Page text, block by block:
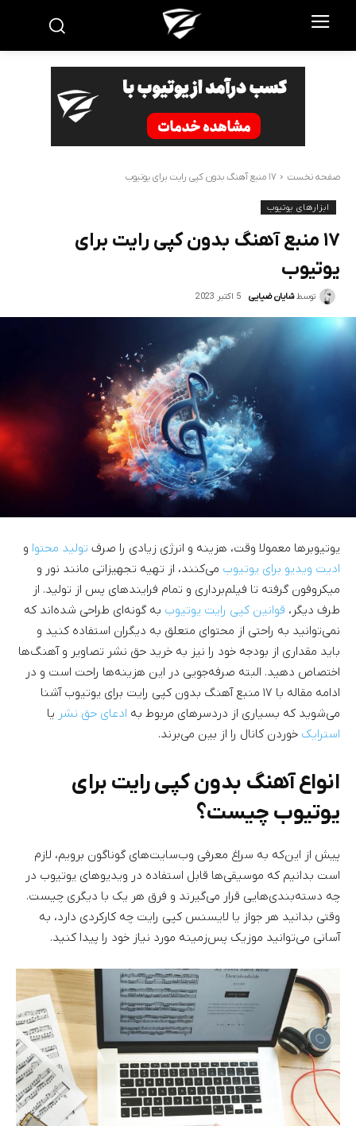
صفحه نخست ۱۷ منبع آهنگ بدون کپی رایت برای یوتیوب
ابزارهای یوتیوب
۱۷ منبع آهنگ بدون کپی رایت برای
یوتیوب
توسط شایان ضیایی 5 اکتبر 2023
یوتیوبرها معمولا وقت، هزینه و انرژی زیادی را صرف تولید محتوا و
ادیت ویدیو برای یوتیوب می‌کنند، از تهیه تجهیزاتی مانند نور و
میکروفون گرفته تا فیلم‌برداری و تمام فرایندهای پس از تولید. از
طرف دیگر، قوانین کپی رایت یوتیوب به گونه‌ای طراحی شده‌اند که
نمی‌توانید به راحتی از محتوای متعلق به دیگران استفاده کنید و
باید مقداری از بودجه خود را نیز به خرید حق نشر تصاویر و آهنگ‌ها
اختصاص دهید. البته صرفه‌جویی در این هزینه‌ها راحت است و در
ادامه مقاله با ۱۷ منبع آهنگ بدون کپی رایت برای یوتیوب آشنا
می‌شوید که بسیاری از دردسرهای مربوط به ادعای حق نشر یا
استرایک خوردن کانال را از بین می‌برند.
انواع آهنگ بدون کپی رایت برای
یوتیوب چیست؟
پیش از این‌که به سراغ معرفی وب‌سایت‌های گوناگون برویم، لازم
است بدانیم که موسیقی‌ها قابل استفاده در ویدیوهای یوتیوب در
چه دسته‌بندی‌هایی قرار می‌گیرند و فرق هر یک با دیگری چیست.
وقتی بدانید هر جواز یا لایسنس کپی رایت چه کارکردی دارد، به
آسانی می‌توانید موزیک پس‌زمینه مورد نیاز خود را پیدا کنید.